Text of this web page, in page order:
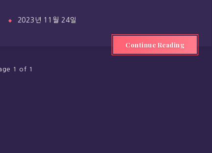
2023년 11월 24일
Continue Reading
1 of 1